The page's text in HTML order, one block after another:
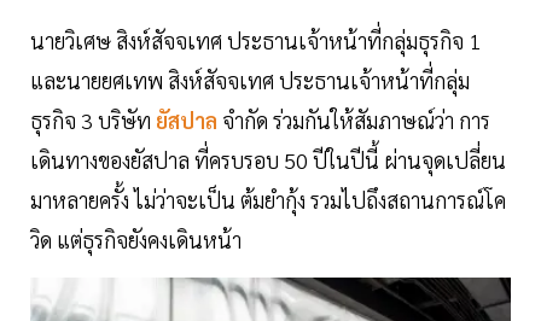
นายวิเศษ สิงห์สัจจเทศ ประธานเจ้าหน้าที่กลุ่มธุรกิจ 1
และนายยศเทพ สิงห์สัจจเทศ ประธานเจ้าหน้าที่กลุ่ม
ธุรกิจ 3 บริษัท ยัสปาล จำกัด ร่วมกันให้สัมภาษณ์ว่า การ
เดินทางของยัสปาล ที่ครบรอบ 50 ปีในปีนี้ ผ่านจุดเปลี่ยน
มาหลายครั้ง ไม่ว่าจะเป็น ต้มยำกุ้ง รวมไปถึงสถานการณ์โค
วิด แต่ธุรกิจยังคงเดินหน้า